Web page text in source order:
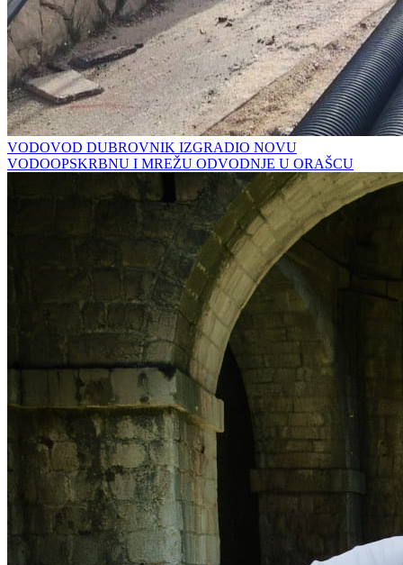
VODOVOD DUBROVNIK IZGRADIO NOVU
VODOOPSKRBNU I MREŽU ODVODNJE U ORAŠCU